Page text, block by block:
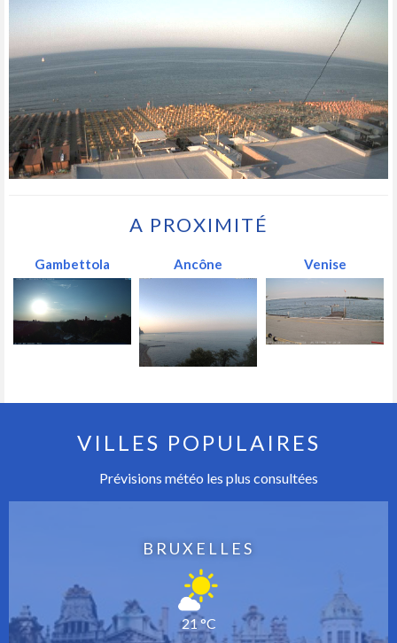
A PROXIMITÉ
Gambettola Ancône Venise
VILLES POPULAIRES
Prévisions météo les plus consultées
BRUXELLES
21 °C